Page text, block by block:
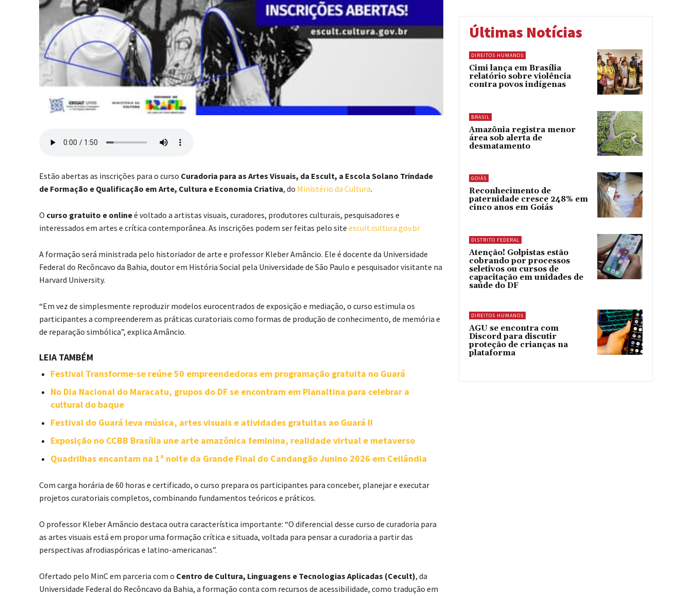
Estão abertas as inscrições para o curso Curadoria para as Artes Visuais, da Escult, a Escola Solano Trindade
de Formação e Qualificação em Arte, Cultura e Economia Criativa, do Ministério da Cultura.
O curso gratuito e onlineé voltado a artistas visuais, curadores, produtores culturais, pesquisadores e
interessados em artes e crítica contemporânea. As inscrições podem ser feitas pelo site escult.cultura.gov.br
A formação será ministrada pelo historiador de arte e professor Kleber Amâncio. Ele é docente da Universidade
Federal do Recôncavo da Bahia, doutor em História Social pela Universidade de São Paulo e pesquisador visitante na
Harvard University.
“Em vez de simplesmente reproduzir modelos eurocentrados de exposição e mediação, o curso estimula os
participantes a compreenderem as práticas curatoriais como formas de produção de conhecimento, de memória e
de reparação simbólica”, explica Amâncio.
LEIA TAMBÉM
Festival Transforme-se reúne 50 empreendedoras em programação gratuita no Guará
No Dia Nacional do Maracatu, grupos do DF se encontram em Planaltina para celebrar a
cultural do baque
Festival do Guará leva música, artes visuais e atividades gratuitas ao Guará II
Exposição no CCBB Brasília une arte amazônica feminina, realidade virtual e metaverso
Quadrilhas encantam na 1ª noite da Grande Final do Candangão Junino 2026 em Ceilândia
Com carga horária de 60 horas e certificado, o curso prepara os participantes para conceber, planejar e executar
projetos curatoriais completos, combinando fundamentos teóricos e práticos.
O professor Kleber Amâncio destaca outra característica importante: “O diferencial desse curso de curadoria para
as artes visuais está em propor uma formação crítica e situada, voltada para pensar a curadoria a partir das
perspectivas afrodiaspóricas e latino-americanas”.
Ofertado pelo MinC em parceria com o Centro de Cultura, Linguagens e Tecnologias Aplicadas (Cecult), da
Universidade Federal do Recôncavo da Bahia, a formação conta com recursos de acessibilidade, como tradução em
Últimas Notícias
DIREITOS HUMANOS
Cimi lança em Brasília
relatório sobre violência
contra povos indígenas
BRASIL
Amazônia registra menor
área sob alerta de
desmatamento
GOIÁS
Reconhecimento de
paternidade cresce 248% em
cinco anos em Goiás
DISTRITO FEDERAL
Atenção! Golpistas estão
cobrando por processos
seletivos ou cursos de
capacitação em unidades de
saúde do DF
DIREITOS HUMANOS
AGU se encontra com
Discord para discutir
proteção de crianças na
plataforma